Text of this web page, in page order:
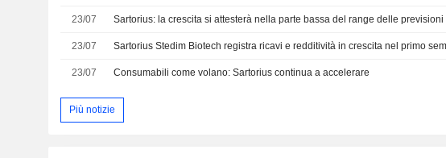
23/07 Sartorius: la crescita si attesterà nella parte bassa del range delle previsioni
23/07
23/07 Consumabili come volano: Sartorius continua a accelerare
Più notizie